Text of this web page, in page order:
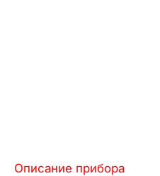
Описание прибора